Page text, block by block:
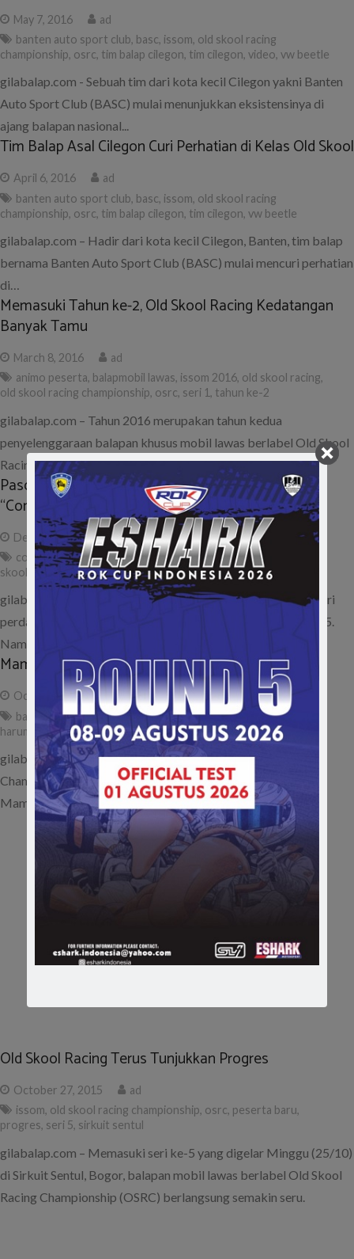
May 7, 2016
ad
banten auto sport club, basc, issom, old skool racing
championship, osrc, tim balap cilegon, tim cilegon, video, vw beetle
gilabalap.com - Sebuah tim dari kota kecil Cilegon yakni Banten
Auto Sport Club (BASC) mulai menunjukkan eksistensinya di
ajang balapan nasional...
Tim Balap Asal Cilegon Curi Perhatian di Kelas Old Skool
April 6, 2016
ad
banten auto sport club, basc, issom, old skool racing
championship, osrc, tim balap cilegon, tim cilegon, vw beetle
gilabalap.com – Hadir dari kota kecil Cilegon, Banten, tim balap
bernama Banten Auto Sport Club (BASC) mulai mencuri perhatian
di…
Memasuki Tahun ke-2, Old Skool Racing Kedatangan
Banyak Tamu
March 8, 2016
ad
animo peserta, balapmobil lawas, issom 2016, old skool racing,
old skool racing championship, osrc, seri 1, tahun ke-2
gilabalap.com – Tahun 2016 merupakan tahun kedua
penyelenggaraan balapan khusus mobil lawas berlabel Old Skool
Racing Championship (OSRC). Sesuai dengan…
Pasca Kecelakaan di Seri 1, Pembalap Old Skool Ini
“Come Back” di Seri Final
December 3, 2015
ad
come back,dudy jarpul,issom 2015,kecelakaan,old skool
skool racing championship,osrc,seri 1,seri final
gilabalap.com – Pembalap yang satu ini sempat balapan di seri
perdana Indonesia Sentul Series of Motorsport (ISSOM) 2015.
Namun naas, pria…
Maman H: Balapan Old Skool Lebih Bergairah!
October 29, 2015
ad
balap mobil klasik ,bw bandung, issom,lebih bergairah,maman
haruman
,old skool racing championship, osrc
gilabalap.com – Salah satu peserta Old Skool Racing
Championship (OSRC) dari klub Volkswagen Bandung yakni
Maman Haruman mengaku lebih bergairah berkompetisi…
Old Skool Racing Terus Tunjukkan Progres
October 27, 2015
ad
issom, old skool racing championship, osrc, peserta baru,
progres, seri 5, sirkuit sentul
gilabalap.com – Memasuki seri ke-5 yang digelar Minggu (25/10)
di Sirkuit Sentul, Bogor, balapan mobil lawas berlabel Old Skool
Racing Championship (OSRC) berlangsung semakin seru.